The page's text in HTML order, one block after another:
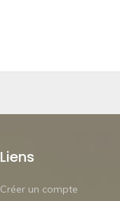
Liens
Créer un compte